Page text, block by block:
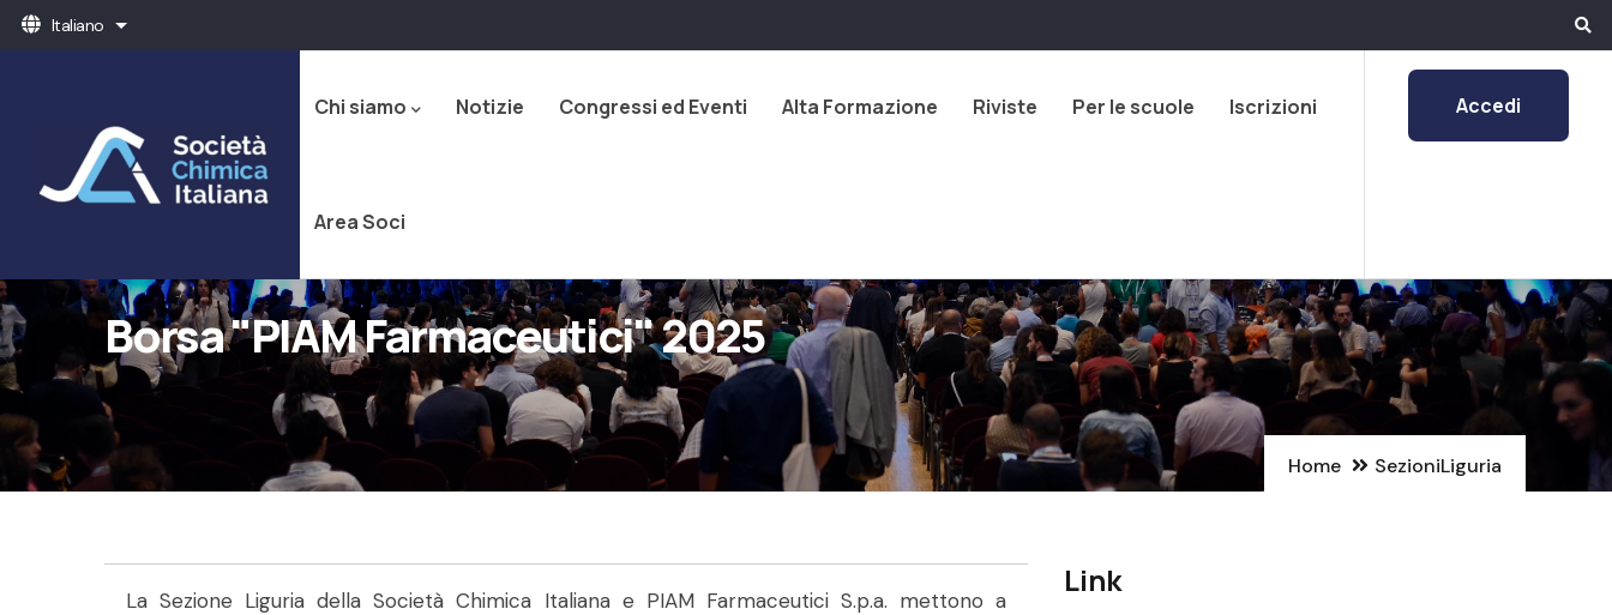
Salta Italiano Mostra ulteriori azioni
principale
Chi siamo Notizie Congressi ed Eventi Alta Formazione Riviste Per le scuole Iscrizioni
Area Soci
Accedi
Borsa "PIAM Farmaceutici" 2025
Home SezioniLiguria
La Sezione Liguria della Società Chimica Italiana e PIAM Farmaceutici S.p.a. mettono a
Link